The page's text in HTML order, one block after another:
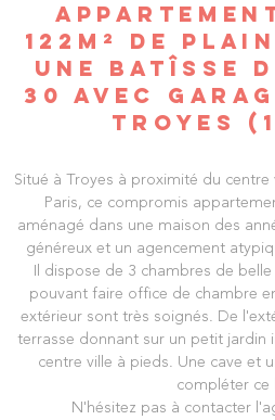
122M² DE
UNE BATÎSSE
30 AVEC
TROYES
Situé à Troyes à proximité du
Paris, ce compromis
aménagé dans une maison des
généreux et un agencement
Il dispose de 3 chambres de
pouvant faire office de chambre
extérieur sont très soignés. De
terrasse donnant sur un petit jardin
centre ville à pieds. Une cave et
compléter ce
N'hésitez pas à contacter